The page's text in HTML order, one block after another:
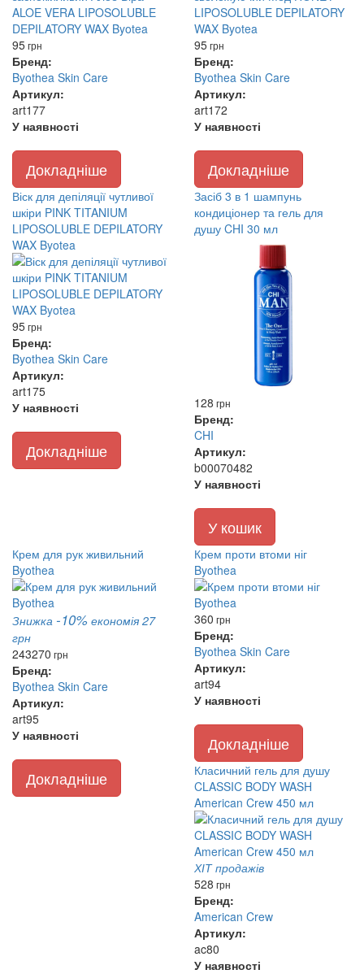
95грн
Бренд:
Byothea Skin Care
Артикул:
art177
У наявності
Докладніше
95грн
Бренд:
Byothea Skin Care
Артикул:
art172
У наявності
Докладніше
Віск для депіляції чутливої
шкіри PINK TITANIUM
LIPOSOLUBLE DEPILATORY
WAX Byotea
95грн
Бренд:
Byothea Skin Care
Артикул:
art175
У наявності
Докладніше
Засіб 3 в 1 шампунь
кондиціонер та гель для
душу CHI 30 мл
128 грн
Бренд:
CHI
Артикул:
b00070482
У наявності
У кошик
Крем для рук живильний
Byothea
Знижка -10% економія 27
грн
243270 грн
Бренд:
Byothea Skin Care
Артикул:
art95
У наявності
Докладніше
Крем проти втоми ніг
Byothea
360 грн
Бренд:
Byothea Skin Care
Артикул:
art94
У наявності
Докладніше
Класичний гель для душу
CLASSIC BODY WASH
American Crew 450 мл
ХІТ продажів
528 грн
Бренд:
American Crew
Артикул:
ac80
У наявності